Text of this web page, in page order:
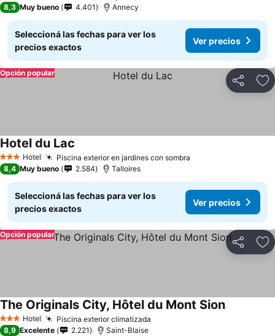
8,3 Muy bueno 4.401 Annecy
Seleccioná las fechas para ver los
precios exactos
Ver precios
Compartir
Opción popular
3 Estrellas
Hotel Piscina exterior en jardines con sombra
Hotel du Lac
8,4 Muy bueno 2.584 Talloires
Seleccioná las fechas para ver los
precios exactos
Ver precios
Compartir
Opción popular
3 Estrellas
Hotel Piscina exterior climatizada
The Originals City, Hôtel du Mont SionVer
8,9 Excelente 2.221 Saint-Blaise